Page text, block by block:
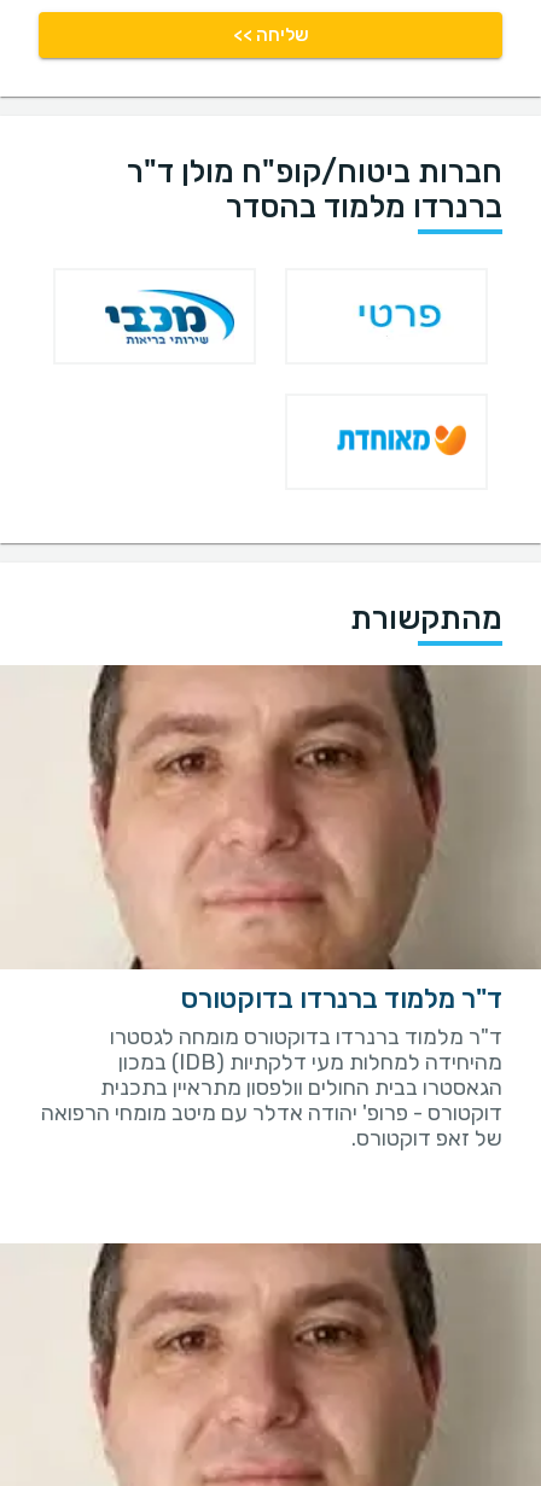
שליחה >>
חברות ביטוח/קופ"ח מולן ד"ר
ברנרדו מלמוד בהסדר
מהתקשורת
ד"ר מלמוד ברנרדו בדוקטורס
ד"ר מלמוד ברנרדו בדוקטורס מומחה לגסטרו
מהיחידה למחלות מעי דלקתיות (IDB) במכון
הגאסטרו בבית החולים וולפסון מתראיין בתכנית
דוקטורס - פרופ' יהודה אדלר עם מיטב מומחי הרפואה
של זאפ דוקטורס.